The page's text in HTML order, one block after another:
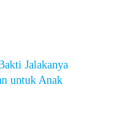
Jalakanya
untuk Anak